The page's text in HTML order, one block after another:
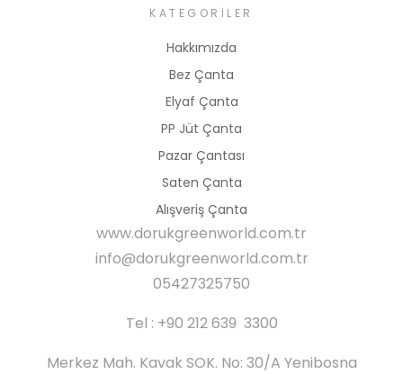
KATEGORILER
Hakkımızda
Bez Çanta
Elyaf Çanta
PP Jüt Çanta
Pazar Çantası
Saten Çanta
Alışveriş Çanta
www.dorukgreenworld.com.tr
info@dorukgreenworld.com.tr
05427325750
Tel : +90 212 639 3300
Merkez Mah. Kavak SOK. No: 30/A Yenibosna